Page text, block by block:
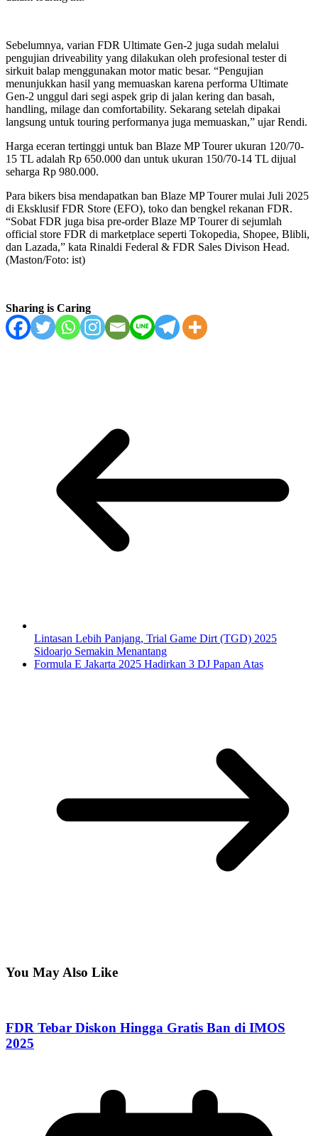
Sebelumnya, varian FDR Ultimate Gen-2 juga sudah melalui
pengujian driveability yang dilakukan oleh profesional tester di
sirkuit balap menggunakan motor matic besar. “Pengujian
menunjukkan hasil yang memuaskan karena performa Ultimate
Gen-2 unggul dari segi aspek grip di jalan kering dan basah,
handling, milage dan comfortability. Sekarang setelah dipakai
langsung untuk touring performanya juga memuaskan,” ujar Rendi.
Harga eceran tertinggi untuk ban Blaze MP Tourer ukuran 120/70-
15 TL adalah Rp 650.000 dan untuk ukuran 150/70-14 TL dijual
seharga Rp 980.000.
Para bikers bisa mendapatkan ban Blaze MP Tourer mulai Juli 2025
di Eksklusif FDR Store (EFO), toko dan bengkel rekanan FDR.
“Sobat FDR juga bisa pre-order Blaze MP Tourer di sejumlah
official store FDR di marketplace seperti Tokopedia, Shopee, Blibli,
dan Lazada,” kata Rinaldi Federal & FDR Sales Divison Head.
(Maston/Foto: ist)
Sharing is Caring
Lintasan Lebih Panjang, Trial Game Dirt (TGD) 2025
Sidoarjo Semakin Menantang
Formula E Jakarta 2025 Hadirkan 3 DJ Papan Atas
You May Also Like
FDR Tebar Diskon Hingga Gratis Ban di IMOS
2025